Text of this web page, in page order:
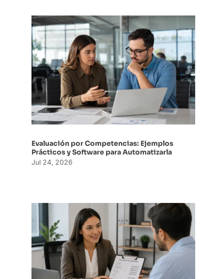
Evaluación por Competencias: Ejemplos
Prácticos y Software para Automatizarla
Jul 24, 2026